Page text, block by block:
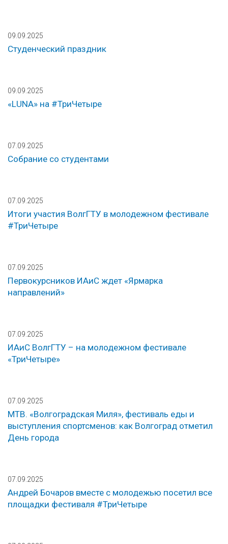
09.09.2025
Студенческий праздник
09.09.2025
«LUNA» на #ТриЧетыре
07.09.2025
Собрание со студентами
07.09.2025
Итоги участия ВолгГТУ в молодежном фестивале
#ТриЧетыре
07.09.2025
Первокурсников ИАиС ждет «Ярмарка
направлений»
07.09.2025
ИАиС ВолгГТУ – на молодежном фестивале
«ТриЧетыре»
07.09.2025
МТВ. «Волгоградская Миля», фестиваль еды и
выступления спортсменов: как Волгоград отметил
День города
07.09.2025
Андрей Бочаров вместе с молодежью посетил все
площадки фестиваля #ТриЧетыре